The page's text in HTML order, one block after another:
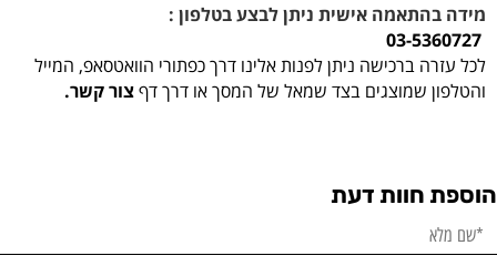
מידה בהתאמה אישית ניתן לבצע בטלפון :
03-5360727
לכל עזרה ברכישה ניתן לפנות אלינו דרך כפתורי הוואטסאפ, המייל
והטלפון שמוצגים בצד שמאל של המסך או דרך דףצור קשר.
הוספת חוות דעת